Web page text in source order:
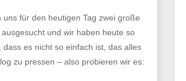
uns für den heutigen Tag zwei große
ausgesucht und wir haben heute so
dass es nicht so einfach ist, das alles
zu pressen – also probieren wir es: